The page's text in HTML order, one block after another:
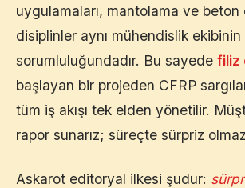
uygulamaları, mantolama ve beton
disiplinler aynı mühendislik ekibinin
sorumluluğundadır. Bu sayede filiz
başlayan bir projeden CFRP
tüm iş akışı tek elden yönetilir.
rapor sunarız; süreçte sürpriz
Askarot editoryal ilkesi şudur: